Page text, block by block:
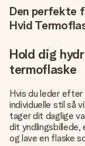
Den perfekte
Hvid
Hold dig
termoflaske
Hvis du leder
individuelle stil så
tager dit daglige
dit
og lave en flaske